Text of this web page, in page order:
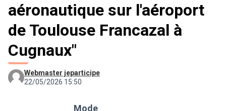
aéronautique sur l'aéroport
de Toulouse Francazal à
Cugnaux"
Webmaster jeparticipe
22/05/2026 15:50
Mode